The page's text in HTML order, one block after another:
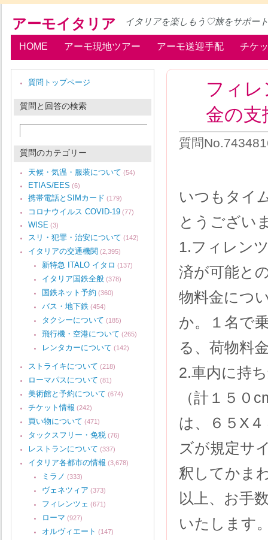
アーモイタリア イタリアを楽しもう♡旅をサポート
HOME アーモ現地ツアー アーモ送迎手配 チケ
フィ
金の支
質問
いつもタイ
とうござい
1.フィレン
済が可能と
物料金につ
か。１名で
る、荷物料
2.車内に持
（計１５０
は、６５X
ズが規定サ
釈してかま
以上、お手
いたします
質問トップページ
質問と回答の検索
質問のカテゴリー
天候・気温・服装について (54)
ETIAS/EES (6)
携帯電話とSIMカード (179)
コロナウイルス COVID-19 (77)
WISE (3)
スリ・犯罪・治安について (142)
イタリアの交通機関 (2,395)
新特急 ITALO イタロ (137)
イタリア国鉄全般 (378)
国鉄ネット予約 (360)
バス・地下鉄 (454)
タクシーについて (185)
飛行機・空港について (265)
レンタカーについて (142)
ストライキについて (218)
ローマパスについて (81)
美術館と予約について (674)
チケット情報 (242)
買い物について (471)
タックスフリー・免税 (76)
レストランについて (337)
イタリア各都市の情報 (3,678)
ミラノ (333)
ヴェネツィア (373)
フィレンツェ (671)
ローマ (927)
オルヴィエート (147)